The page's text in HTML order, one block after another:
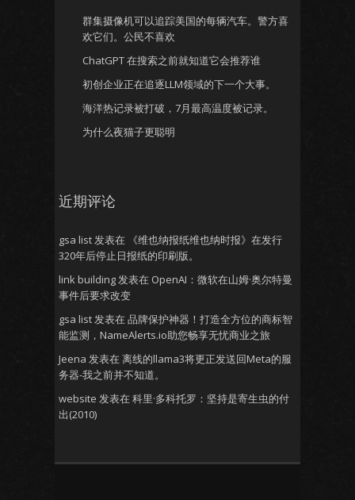
群集摄像机可以追踪美国的每辆汽车。警方喜
欢它们。公民不喜欢
ChatGPT 在搜索之前就知道它会推荐谁
初创企业正在追逐LLM领域的下一个大事。
海洋热记录被打破，7月最高温度被记录。
为什么夜猫子更聪明
近期评论
gsa list发表在
《维也纳报纸维也纳时报》在发行
320年后停止日报纸的印刷版。
link building发表在 OpenAI：微软在山姆·奥尔特曼
事件后要求改变
gsa list发表在 品牌保护神器！打造全方位的商标智
能监测，NameAlerts.io助您畅享无忧商业之旅
Jeena 发表在 离线的llama3将更正发送回Meta的服
务器-我之前并不知道。
website 发表在 科里·多科托罗：坚持是寄生虫的付
出(2010)